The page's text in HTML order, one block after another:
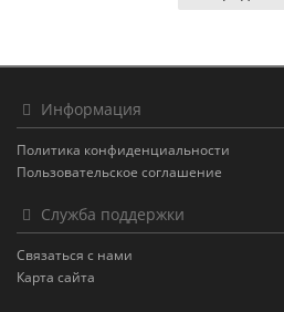
Информация
Политика конфиденциальности
Пользовательское соглашение
Служба поддержки
Связаться с нами
Карта сайта